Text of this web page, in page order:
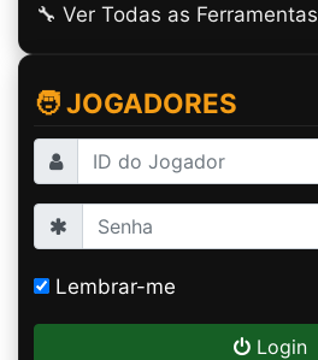
🔧 Ver Todas as Ferramentas
🧑 JOGADORES
Lembrar-me
Login